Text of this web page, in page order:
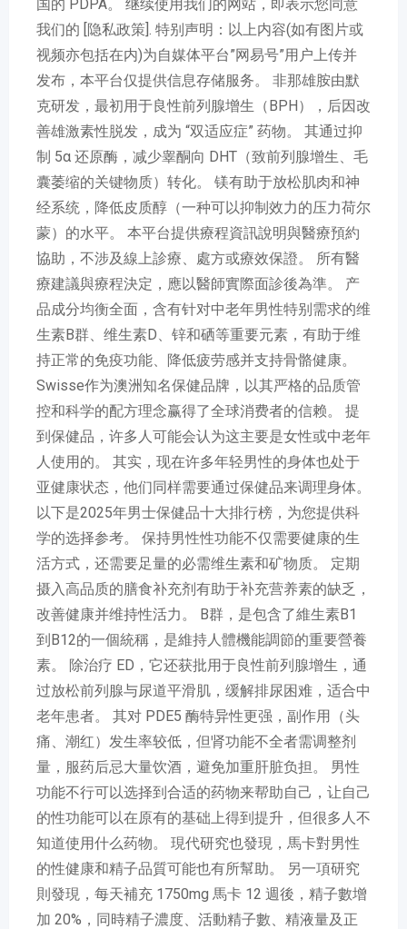
国的 PDPA。 继续使用我们的网站，即表示您同意
我们的 [隐私政策]. 特别声明：以上内容(如有图片或
视频亦包括在内)为自媒体平台”网易号”用户上传并
发布，本平台仅提供信息存储服务。 非那雄胺由默
克研发，最初用于良性前列腺增生（BPH），后因改
善雄激素性脱发，成为 “双适应症” 药物。 其通过抑
制 5α 还原酶，减少睾酮向 DHT（致前列腺增生、毛
囊萎缩的关键物质）转化。 镁有助于放松肌肉和神
经系统，降低皮质醇（一种可以抑制效力的压力荷尔
蒙）的水平。 本平台提供療程資訊說明與醫療預約
協助，不涉及線上診療、處方或療效保證。 所有醫
療建議與療程決定，應以醫師實際面診後為準。 产
品成分均衡全面，含有针对中老年男性特别需求的维
生素B群、维生素D、锌和硒等重要元素，有助于维
持正常的免疫功能、降低疲劳感并支持骨骼健康。
Swisse作为澳洲知名保健品牌，以其严格的品质管
控和科学的配方理念赢得了全球消费者的信赖。 提
到保健品，许多人可能会认为这主要是女性或中老年
人使用的。 其实，现在许多年轻男性的身体也处于
亚健康状态，他们同样需要通过保健品来调理身体。
以下是2025年男士保健品十大排行榜，为您提供科
学的选择参考。 保持男性性功能不仅需要健康的生
活方式，还需要足量的必需维生素和矿物质。 定期
摄入高品质的膳食补充剂有助于补充营养素的缺乏，
改善健康并维持性活力。 B群，是包含了維生素B1
到B12的一個統稱，是維持人體機能調節的重要營養
素。 除治疗 ED，它还获批用于良性前列腺增生，通
过放松前列腺与尿道平滑肌，缓解排尿困难，适合中
老年患者。 其对 PDE5 酶特异性更强，副作用（头
痛、潮红）发生率较低，但肾功能不全者需调整剂
量，服药后忌大量饮酒，避免加重肝脏负担。 男性
功能不行可以选择到合适的药物来帮助自己，让自己
的性功能可以在原有的基础上得到提升，但很多人不
知道使用什么药物。 現代研究也發現，馬卡對男性
的性健康和精子品質可能也有所幫助。 另一項研究
則發現，每天補充 1750mg 馬卡 12 週後，精子數增
加 20%，同時精子濃度、活動精子數、精液量及正